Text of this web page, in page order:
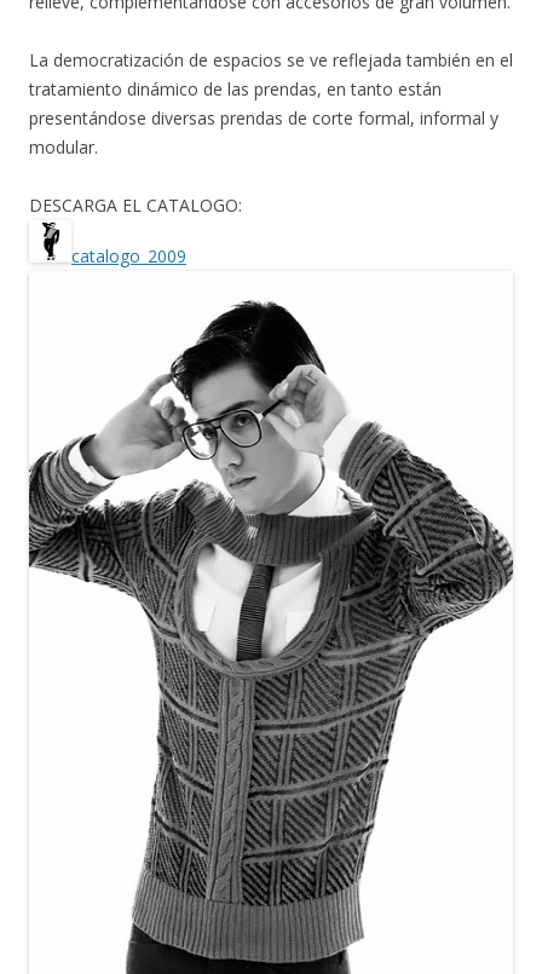
La democratización de espacios se ve reflejada también en el
tratamiento dinámico de las prendas, en tanto están
presentándose diversas prendas de corte formal, informal y
modular.
DESCARGA EL CATALOGO:
catalogo_2009